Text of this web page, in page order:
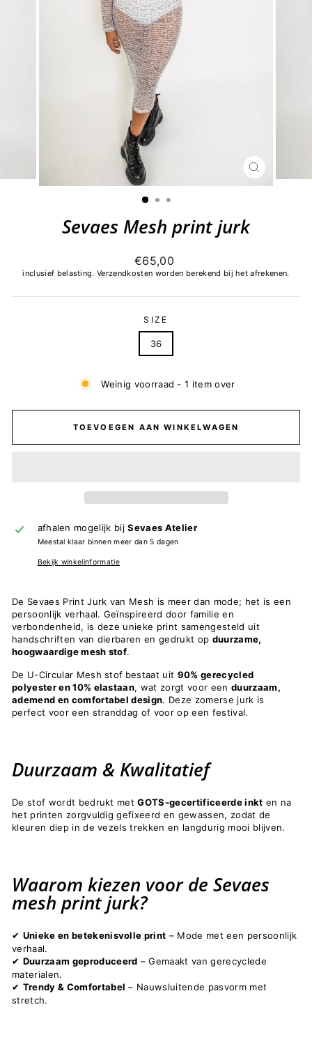
SLUITEN
(ESC)
Sevaes Mesh print jurk
Normale
prijs
€65,00
inclusief belasting.Verzendkosten worden berekend bij het afrekenen.
SIZE
36
Weinig voorraad - 1 item over
TOEVOEGEN AAN WINKELWAGEN
afhalen mogelijk bijSevaes Atelier
Meestal klaar binnen meer dan 5 dagen
Bekijk winkelinformatie
De Sevaes Print Jurk van Mesh is meer dan mode; het is een
persoonlijk verhaal. Geïnspireerd door familie en
verbondenheid, is deze unieke print samengesteld uit
handschriften van dierbaren en gedrukt op duurzame,
hoogwaardige mesh stof.
De U-Circular Mesh stof bestaat uit 90% gerecycled
polyester en 10% elastaan, wat zorgt voor een duurzaam,
ademend en comfortabel design. Deze zomerse jurk is
perfect voor een stranddag of voor op een festival.
Duurzaam & Kwalitatief
De stof wordt bedrukt metGOTS-gecertificeerde inkt en na
het printen zorgvuldig gefixeerd en gewassen, zodat de
kleuren diep in de vezels trekken en langdurig mooi blijven.
Waarom kiezen voor de Sevaes
mesh print jurk?
✔ Unieke en betekenisvolle print – Mode met een persoonlijk
verhaal.
✔ Duurzaam geproduceerd – Gemaakt van gerecyclede
materialen.
✔ Trendy & Comfortabel – Nauwsluitende pasvorm met
stretch.